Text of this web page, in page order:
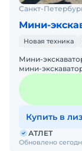
Санкт-
Мини-
Новая техника
Мини-
мини-
Просторн
Купить в
Обновлено
АТЛЕТ